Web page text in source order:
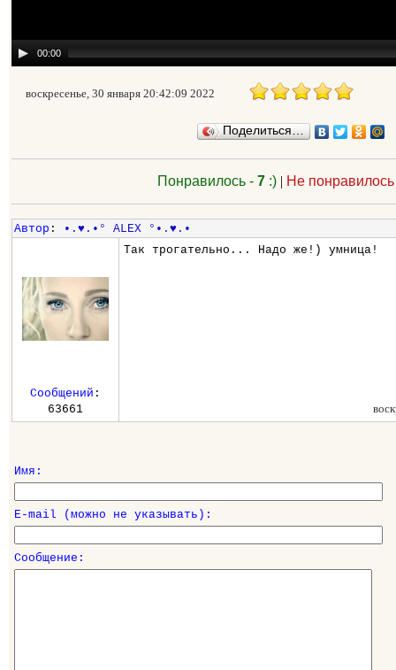
00:00
воскресенье, 30 января 20:42:09 2022
Поделиться…
Понравилось - 7:)| Не
Автор :
•.♥.•° ALEX °•.♥.•
Так трогательно... Надо же!) умница!
Сообщений :
63661
Имя:
E-mail (можно не указывать):
Сообщение: